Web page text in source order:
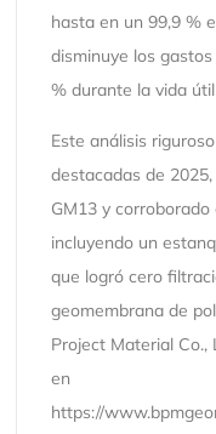
hasta en un 99,9 %
disminuye los
% durante la vida
Este análisis
destacadas de
GM13 y
incluyendo un
que logró cero
geomembrana de
Project Material Co.,
en
https://